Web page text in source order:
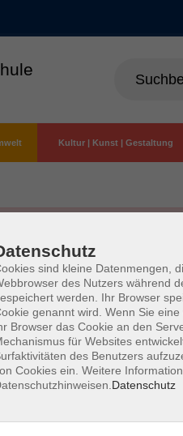
Kultur | Kunst | Gestaltung
sind kleine Datenmengen,
des Nutzers während
werden. Ihr Browser
genannt wird. Wenn Sie
Browser das Cookie an den
für Websites
des Benutzers
Cookies ein. Weitere
Datenschutz